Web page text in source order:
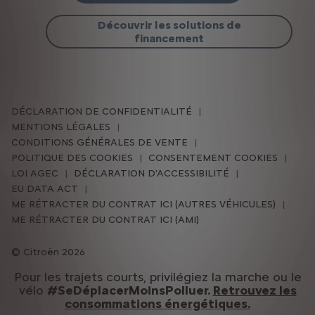
Découvrir les solutions de
financement
Citroën 2026
DÉCLARATION DE CONFIDENTIALITÉ
MENTIONS LÉGALES
CONDITIONS GÉNÉRALES DE VENTE
POLITIQUE DES COOKIES
CONSENTEMENT COOKIES
LOI AGEC
DÉCLARATION D'ACCESSIBILITÉ
EU DATA ACT
ME RÉTRACTER DU CONTRAT ICI (AUTRES VÉHICULES)
ME RÉTRACTER DU CONTRAT ICI (AMI)
Pour les trajets courts, privilégiez la marche ou le
vélo #SeDéplacerMoinsPolluer. Retrouvez les
consommations énergétiques.